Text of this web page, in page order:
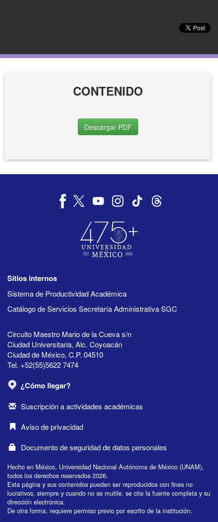
CONTENIDO
Descargar PDF
Sitios internos
Sistema de Productividad Académica
Catálogo de Servicios Secretaría Administrativa SGC
Circuito Maestro Mario de la Cueva s/n
Ciudad Universitaria, Alc. Coyoacán
Ciudad de México, C.P. 04510
Tel. +52(55)5622 7474
¿Cómo llegar?
Suscripción a actividades académicas
Aviso de privacidad
Documento de seguridad de datos personales
Hecho en México, Universidad Nacional Autónoma de México (UNAM),
todos los derechos reservados 2026.
Esta página y sus contenidos pueden ser reproducidos con fines no
lucrativos, siempre y cuando no se mutile, se cite la fuente completa y su
dirección electrónica.
De otra forma, requiere permiso previo por escrito de la institución.